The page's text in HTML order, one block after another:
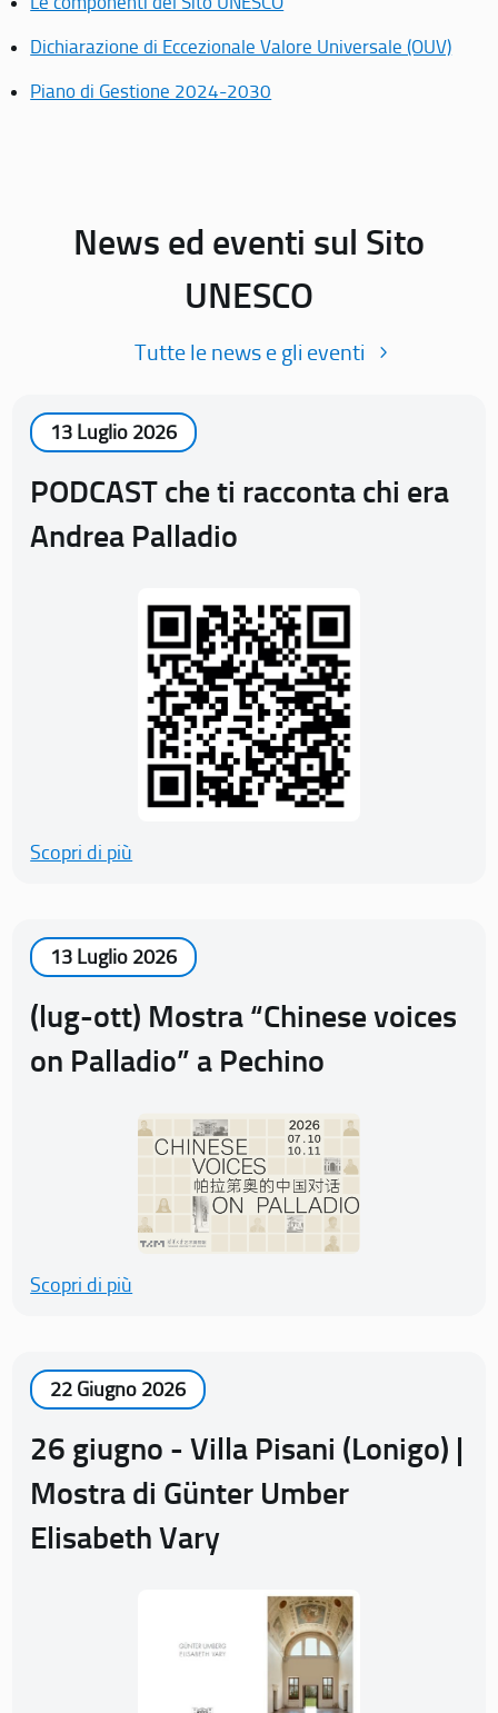
Dichiarazione di Eccezionale Valore Universale (OUV)
Piano di Gestione 2024-2030
News ed eventi sul Sito
UNESCO
Tutte le news e gli eventi
13 Luglio 2026
PODCAST che ti racconta chi era
Andrea Palladio
Scopri di più
13 Luglio 2026
(lug-ott) Mostra “Chinese voices
on Palladio” a Pechino
Scopri di più
22 Giugno 2026
26 giugno - Villa Pisani (Lonigo) |
Mostra di Günter Umber
Elisabeth Vary